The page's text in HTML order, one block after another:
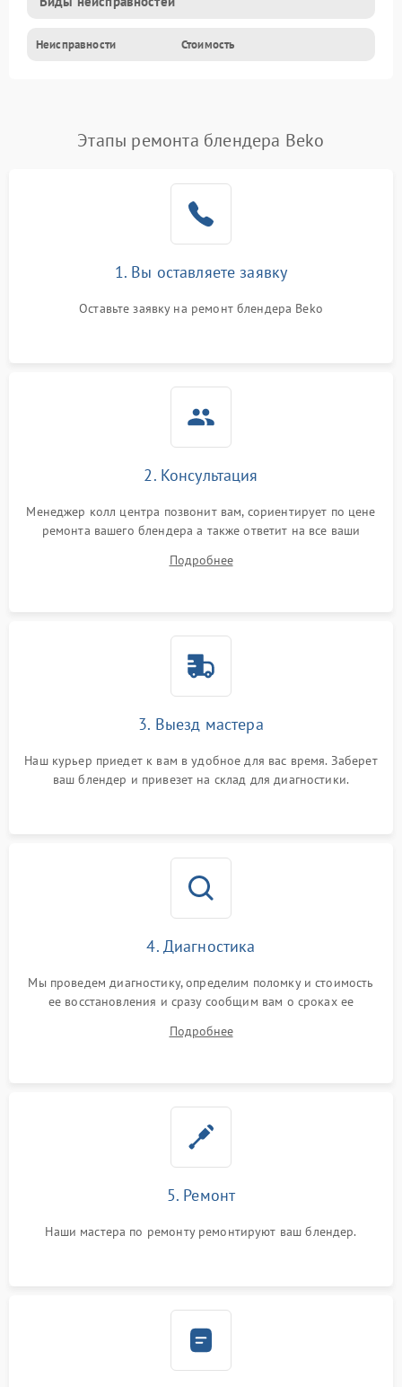
Неисправности Стоимость
Этапы ремонта блендера Beko
1. Вы оставляете заявку
Оставьте заявку на ремонт блендера Beko
2. Консультация
Менеджер колл центра позвонит вам, сориентирует по цене
ремонта вашего блендера а также ответит на все ваши
Подробнее
3. Выезд мастера
Наш курьер приедет к вам в удобное для вас время. Заберет
ваш блендер и привезет на склад для диагностики.
4. Диагностика
Мы проведем диагностику, определим поломку и стоимость
ее восстановления и сразу сообщим вам о сроках ее
Подробнее
5. Ремонт
Наши мастера по ремонту ремонтируют ваш блендер.